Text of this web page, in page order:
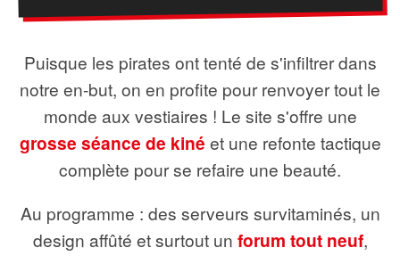
Puisque les pirates ont tenté de s'infiltrer dans
notre en-but, on en profite pour renvoyer tout le
monde aux vestiaires ! Le site s'offre une
grosse séance de kiné et une refonte tactique
complète pour se refaire une beauté.
Au programme : des serveurs survitaminés, un
design affûté et surtout un forum tout neuf,